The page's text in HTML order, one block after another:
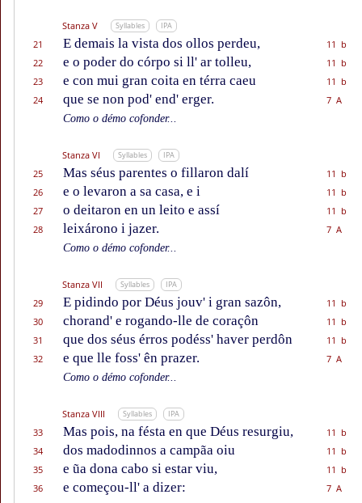
Stanza V Syllables IPA
21 E demais la vista dos ollos perdeu,
11 b
22
e o poder do córpo si ll' ar tolleu,
11 b
23
e con mui gran coita en térra caeu
11 b
24
que se non pod' end' erger.
7 A
Como o démo cofonder...
Stanza VI Syllables IPA
25 Mas séus parentes o fillaron dalí
11 b
26
e o levaron a sa casa, e i
11 b
27
o deitaron en un leito e assí
11 b
28
leixárono i jazer.
7 A
Como o démo cofonder...
Stanza VII Syllables IPA
29 E pidindo por Déus jouv' i gran sazôn,
11 b
30
chorand' e rogando-lle de coraçôn
11 b
31
que dos séus érros podéss' haver perdôn
11 b
32
e que lle foss' ên prazer.
7 A
Como o démo cofonder...
Stanza VIII Syllables IPA
33 Mas pois, na fésta en que Déus resurgiu,
11 b
34
dos madodinnos a campãa oiu
11 b
35
e ũa dona cabo si estar viu,
11 b
36
e começou-ll' a dizer: 7 A